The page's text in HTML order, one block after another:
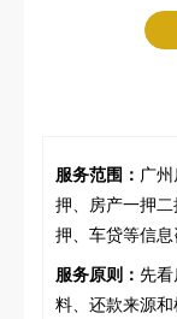
服务范围： 广
押、房产一押
押、车贷等信息
服务原则： 先
料、还款来源